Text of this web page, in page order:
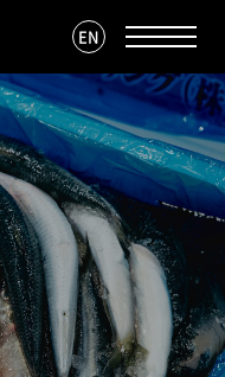
EN